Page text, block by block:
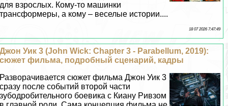
для взрослых. Кому-то машинки
трaнcформеры, а кому – веселые истории....
18 07 2026 7:47:49
Джон Уик 3 (John Wick: Chapter 3 - Parabellum, 2019):
сюжет фильма, подробный сценарий, кадры
Разворачивается сюжет фильма Джон Уик 3
сразу после событий второй части
зубодробительного боевика с Киану Ривзом